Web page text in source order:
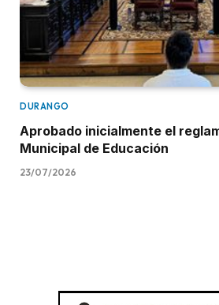
DURANGO
Aprobado inicialmente el
Municipal de Educación
23/07/2026